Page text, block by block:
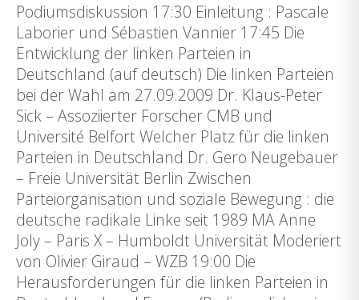
Podiumsdiskussion 17:30 Einleitung : Pascale
Laborier und Sébastien Vannier 17:45 Die
Entwicklung der linken Parteien in
Deutschland (auf deutsch) Die linken Parteien
bei der Wahl am 27.09.2009 Dr. Klaus-Peter
Sick – Assoziierter Forscher CMB und
Université Belfort Welcher Platz für die linken
Parteien in Deutschland Dr. Gero Neugebauer
– Freie Universität Berlin Zwischen
Parteiorganisation und soziale Bewegung : die
deutsche radikale Linke seit 1989 MA Anne
Joly – Paris X – Humboldt Universität Moderiert
von Olivier Giraud – WZB 19:00 Die
Herausforderungen für die linken Parteien in